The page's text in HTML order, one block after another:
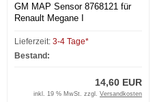
GM MAP Sensor 8768121 für
Renault Megane I
Lieferzeit: 3-4 Tage*
Bestand:
14,60 EUR
inkl. 19 % MwSt. zzgl. Versandkosten